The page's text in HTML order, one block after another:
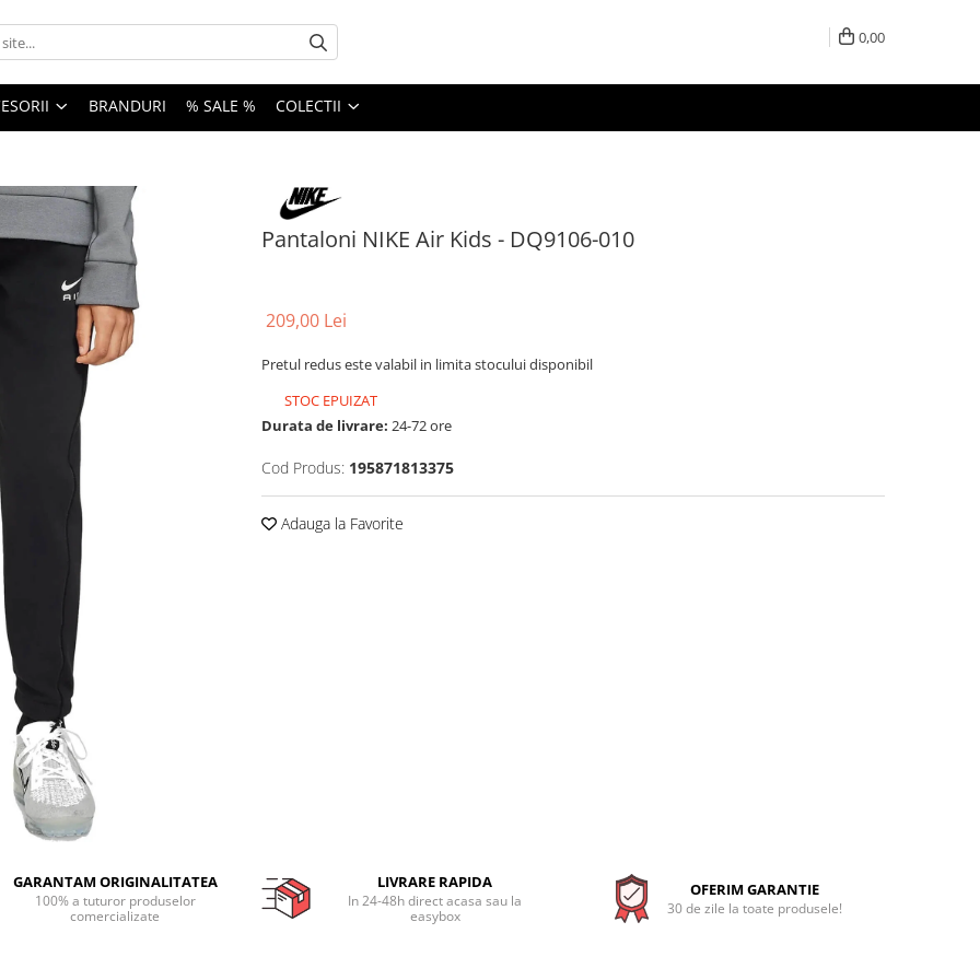
0,00
BRANDURI % SALE % COLECTII
Pantaloni NIKE Air Kids - DQ9106-010
209,00 Lei
Pretul redus este valabil in limita stocului disponibil
STOC EPUIZAT
Durata de livrare: 24-72 ore
Cod Produs: 195871813375
Adauga la Favorite
GARANTAM ORIGINALITATEA
100% a tuturor produselor
comercializate
LIVRARE RAPIDA
In 24-48h direct acasa sau la
easybox
OFERIM GARANTIE
30 de zile la toate produsele!